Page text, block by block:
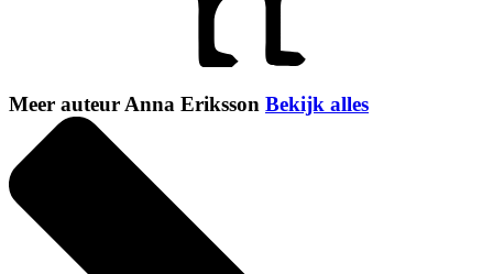
Meer auteur Anna Eriksson Bekijk alles